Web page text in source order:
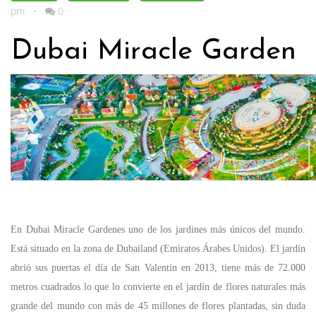
pm
• 0
Dubai Miracle Garden
En Dubai Miracle Gardenes uno de los jardines más únicos del mundo.
Está situado en la zona de Dubailand (Emiratos Árabes Unidos). El jardín
abrió sus puertas el día de San Valentín en 2013, tiene más de 72.000
metros cuadrados lo que lo convierte en el jardín de flores naturales más
grande del mundo con más de 45 millones de flores plantadas, sin duda